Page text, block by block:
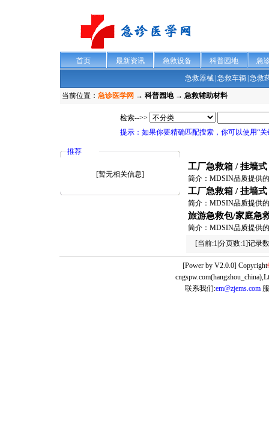
首页 最新资讯 急救设备 科普园地 急
急救器械 急救车辆 急救
当前位置： 急诊医学网 → 科普园地 → 急救辅助材料
检索-->>
提示：如果你要精确匹配搜索，你可以使用“
推荐
[暂无相关信息]
工厂急救箱 / 挂墙式
简介：MDSIN品质提供
工厂急救箱 / 挂墙式
简介：MDSIN品质提供
旅游急救包/家庭急
简介：MDSIN品质提供
[当前:1|分页数:1]记录
[Power by V2.0.0] Copyright
联系我们:em@zjems.com服